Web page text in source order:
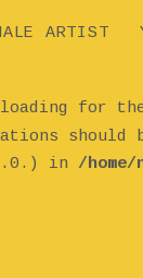
for
should
in /home/
ARTIST